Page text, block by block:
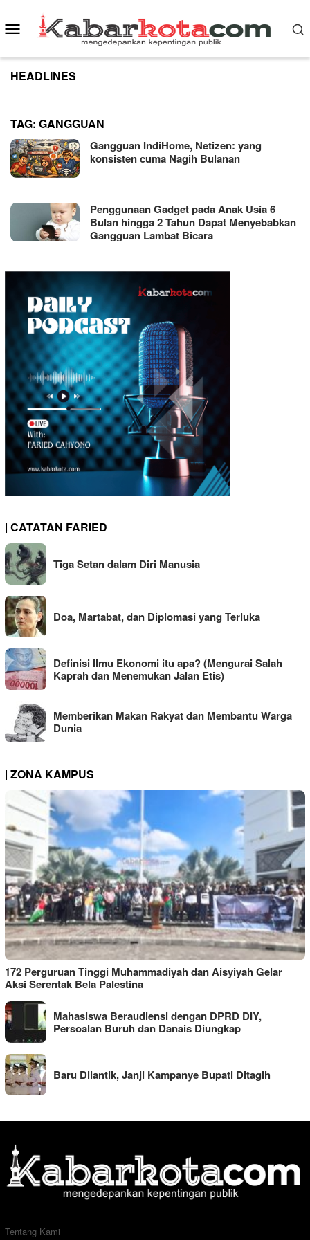
to
content
Mobile
Menu
HEADLINES
TAG: GANGGUAN
Gangguan IndiHome, Netizen: yang
konsisten cuma Nagih Bulanan
Penggunaan Gadget pada Anak Usia 6
Bulan hingga 2 Tahun Dapat Menyebabkan
Gangguan Lambat Bicara
| CATATAN FARIED
Tiga Setan dalam Diri Manusia
Doa, Martabat, dan Diplomasi yang Terluka
Definisi Ilmu Ekonomi itu apa? (Mengurai Salah
Kaprah dan Menemukan Jalan Etis)
Memberikan Makan Rakyat dan Membantu Warga
Dunia
| ZONA KAMPUS
172 Perguruan Tinggi Muhammadiyah dan Aisyiyah Gelar
Aksi Serentak Bela Palestina
Mahasiswa Beraudiensi dengan DPRD DIY,
Persoalan Buruh dan Danais Diungkap
Baru Dilantik, Janji Kampanye Bupati Ditagih
Tentang Kami